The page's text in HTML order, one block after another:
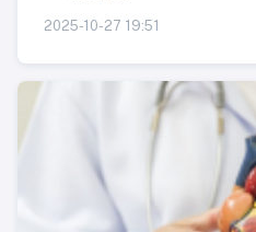
2025-10-27 19:51